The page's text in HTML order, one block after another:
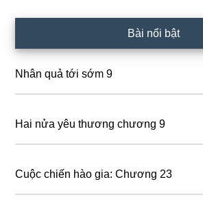
Sidebar
Bài nổi bật
Nhân quả tới sớm 9
Hai nửa yêu thương chương 9
Cuộc chiến hào gia: Chương 23